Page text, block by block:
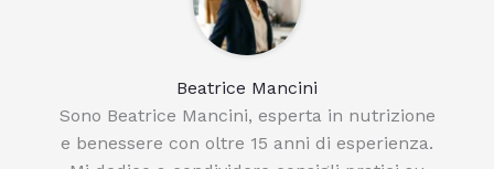
Beatrice Mancini
Sono Beatrice Mancini, esperta in nutrizione
e benessere con oltre 15 anni di esperienza.